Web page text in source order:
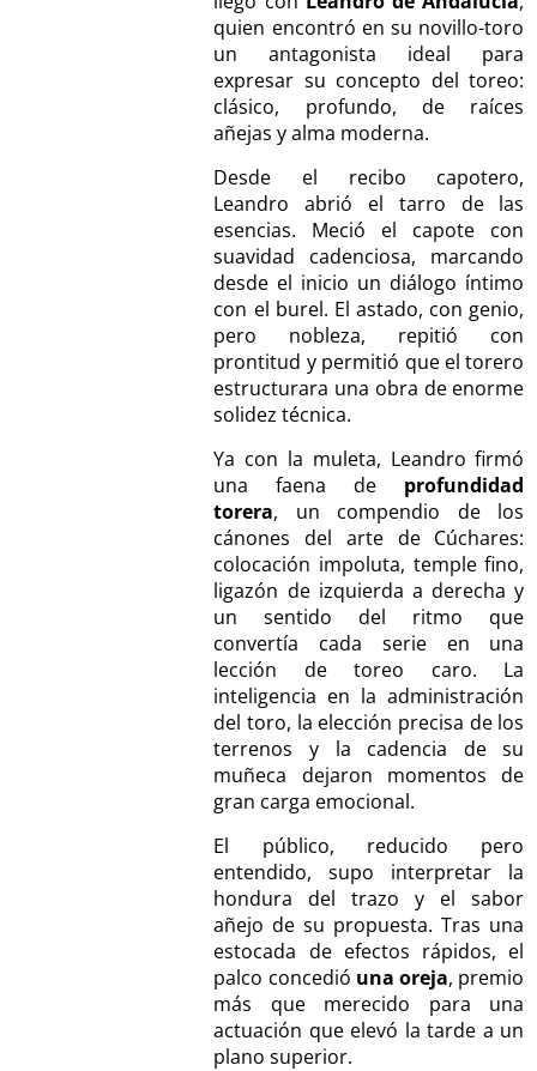
quien encontró en su novillo-toro
un antagonista ideal para
expresar su concepto del toreo:
clásico, profundo, de raíces
añejas y alma moderna.
Desde el recibo capotero,
Leandro abrió el tarro de las
esencias. Meció el capote con
suavidad cadenciosa, marcando
desde el inicio un diálogo íntimo
con el burel. El astado, con genio,
pero nobleza, repitió con
prontitud y permitió que el torero
estructurara una obra de enorme
solidez técnica.
Ya con la muleta, Leandro firmó
una faena de profundidad
torera, un compendio de los
cánones del arte de Cúchares:
colocación impoluta, temple fino,
ligazón de izquierda a derecha y
un sentido del ritmo que
convertía cada serie en una
lección de toreo caro. La
inteligencia en la administración
del toro, la elección precisa de los
terrenos y la cadencia de su
muñeca dejaron momentos de
gran carga emocional.
El público, reducido pero
entendido, supo interpretar la
hondura del trazo y el sabor
añejo de su propuesta. Tras una
estocada de efectos rápidos, el
palco concedió una oreja, premio
más que merecido para una
actuación que elevó la tarde a un
plano superior.